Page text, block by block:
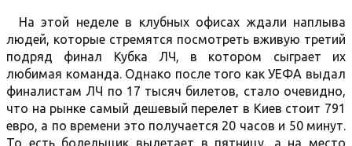
На этой неделе в клубных офисах ждали наплыва
людей, которые стремятся посмотреть вживую третий
подряд финал Кубка ЛЧ, в котором сыграет их
любимая команда. Однако после того как УЕФА выдал
финалистам ЛЧ по 17 тысяч билетов, стало очевидно,
что на рынке самый дешевый перелет в Киев стоит 791
евро, а по времени это получается 20 часов и 50 минут.
То есть болельщик вылетает в пятницу, а на место